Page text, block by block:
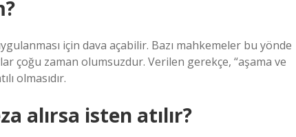
için dava açabilir. Bazı mahkemeler bu yönde
çoğu zaman olumsuzdur. Verilen gerekçe, “aşama ve
olmasıdır.
alırsa isten atılır?